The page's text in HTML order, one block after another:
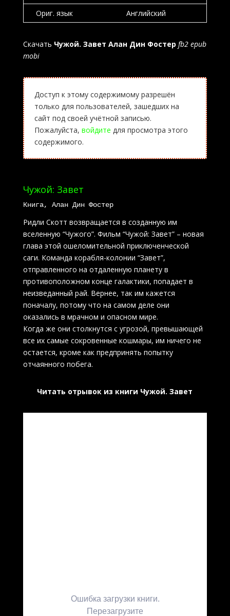
Ориг. язык
Английский
Скачать Чужой. Завет Алан Дин Фостер fb2 epub
mobi
Доступ к этому содержимому разрешён
только для пользователей, зашедших на
сайт под своей учётной записью.
Пожалуйста, войдите для просмотра этого
содержимого.
Чужой: Завет
Книга, Алан Дин Фостер
Ридли Скотт возвращается в созданную им
вселенную “Чужого”. Фильм “Чужой: Завет” – новая
глава этой ошеломительной приключенческой
саги. Команда корабля-колонии “Завет”,
отправленного на отдаленную планету в
противоположном конце галактики, попадает в
неизведанный рай. Вернее, так им кажется
поначалу, потому что на самом деле они
оказались в мрачном и опасном мире.
Когда же они столкнутся с угрозой, превышающей
все их самые сокровенные кошмары, им ничего не
остается, кроме как предпринять попытку
отчаянного побега.
Читать отрывок из книги Чужой. Завет